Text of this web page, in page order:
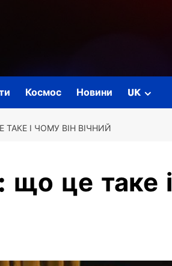
Космос Новини UK
І ЧОМУ ВІН ВІЧНИЙ
що це таке і